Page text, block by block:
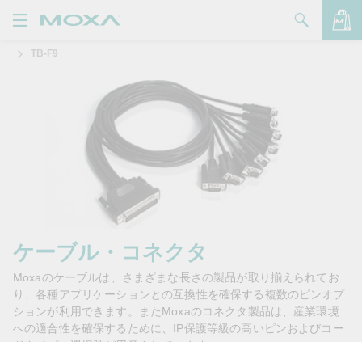
品
問い合わせ
ートナー・ゾーン
Moxa
TB-F9
ケーブル・コネクタ
Moxaのケーブルは、さまざまな長さの製品が取り揃えられてお
り、各種アプリケーションとの互換性を確保する複数のピンオプ
ションが利用できます。またMoxaのコネクタ製品は、産業環境
への適合性を確保するために、IP保護等級の高いピンおよびコー